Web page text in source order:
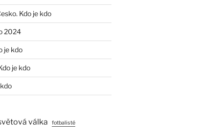
Kdo je kdo
2024
je kdo
je kdo
válka fotbalisté